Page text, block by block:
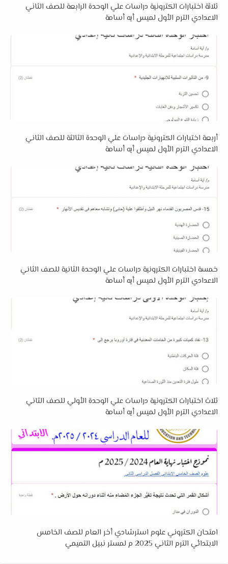
ثلاثة اختبارات الكترونية دراسات علي الوحدة الرابعة للصف الثاني
الاعدادي الترم الأول لميس أيه أسامة
أربعة اختبارات الكترونية دراسات علي الوحدة الثالثة للصف الثاني
الاعدادي الترم الأول لميس أيه أسامة
خمسة اختبارات الكترونية دراسات علي الوحدة الثانية للصف الثاني
الاعدادي الترم الأول لميس أيه أسامة
ثلاث اختبارات الكترونية دراسات علي الوحدة الأولي للصف الثاني
الاعدادي الترم الأول لميس أيه أسامة
امتحان الكتروني علوم استرشادي أخر العام للصف الخامس
الابتدائي الترم الثاني 2025 م لمستر نبيل التميمي